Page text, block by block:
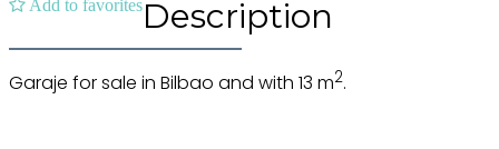
Add to favoritesDescription
Garaje for sale in Bilbao and with 13 m2.